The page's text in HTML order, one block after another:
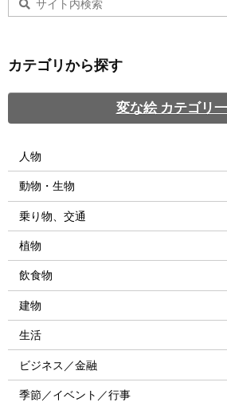
カテゴリから探す
変な絵 カテゴリ
人物
動物・生物
乗り物、交通
植物
飲食物
建物
生活
ビジネス／金融
季節／イベント／行事